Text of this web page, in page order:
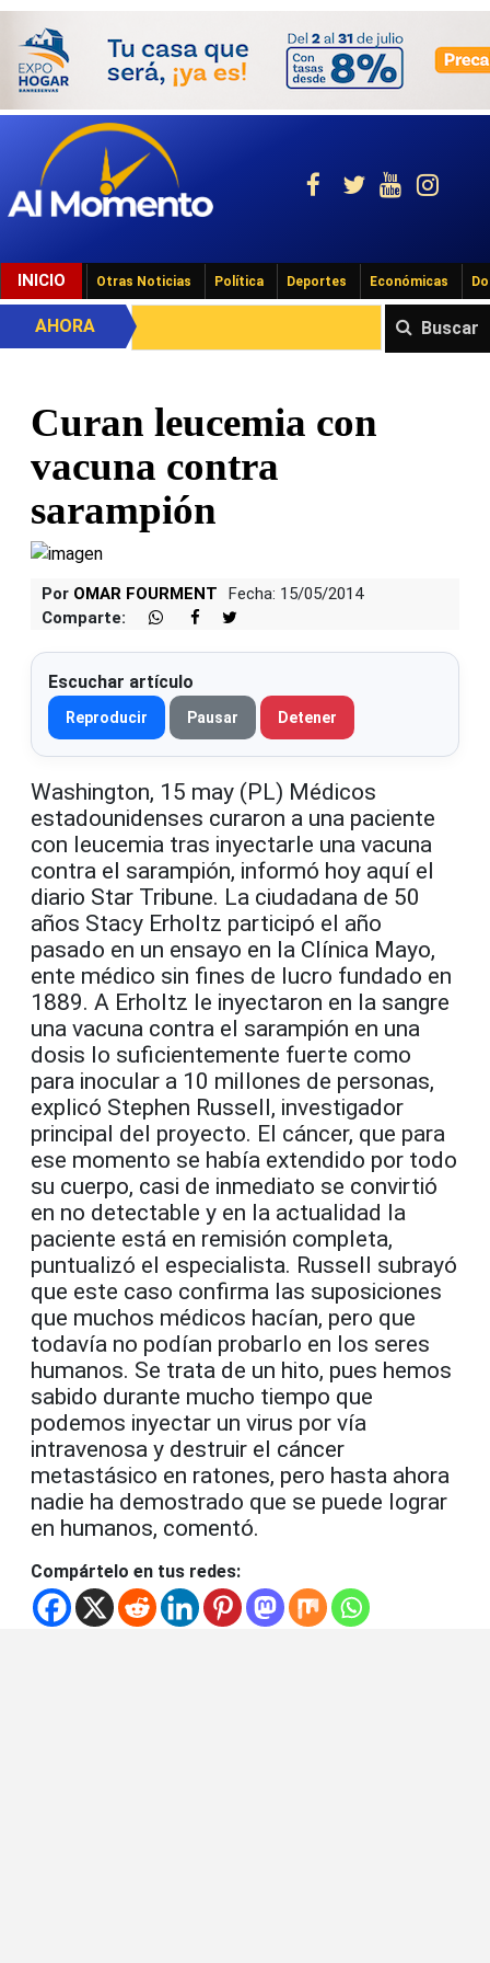
INICIO Otras Noticias Política Deportes Económicas
Buscar
AHORA
Curan leucemia con
vacuna contra
sarampión
Por OMAR FOURMENT
Fecha: 15/05/2014
Comparte:
Escuchar artículo
Reproducir Pausar Detener
Washington, 15 may (PL) Médicos
estadounidenses curaron a una paciente
con leucemia tras inyectarle una vacuna
contra el sarampión, informó hoy aquí el
diario Star Tribune. La ciudadana de 50
años Stacy Erholtz participó el año
pasado en un ensayo en la Clínica Mayo,
ente médico sin fines de lucro fundado en
1889. A Erholtz le inyectaron en la sangre
una vacuna contra el sarampión en una
dosis lo suficientemente fuerte como
para inocular a 10 millones de personas,
explicó Stephen Russell, investigador
principal del proyecto. El cáncer, que para
ese momento se había extendido por todo
su cuerpo, casi de inmediato se convirtió
en no detectable y en la actualidad la
paciente está en remisión completa,
puntualizó el especialista. Russell subrayó
que este caso confirma las suposiciones
que muchos médicos hacían, pero que
todavía no podían probarlo en los seres
humanos. Se trata de un hito, pues hemos
sabido durante mucho tiempo que
podemos inyectar un virus por vía
intravenosa y destruir el cáncer
metastásico en ratones, pero hasta ahora
nadie ha demostrado que se puede lograr
en humanos, comentó.
Compártelo en tus redes: